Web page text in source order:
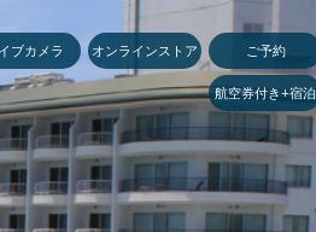
ブカメラ オンラインストア ご予約
航空券付き+宿泊